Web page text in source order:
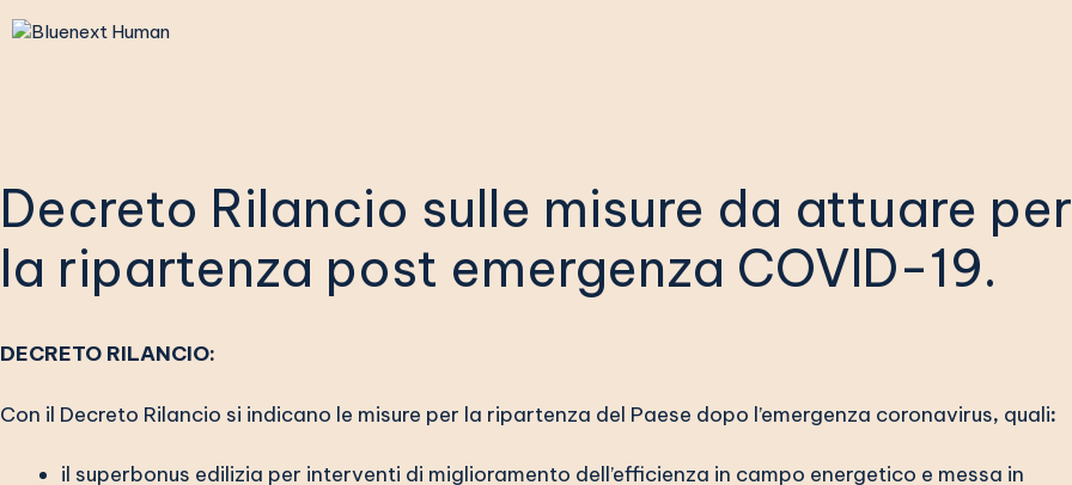
Vai
al
Decreto Rilancio sulle misure da attuare per
la ripartenza post emergenza COVID-19.
DECRETO RILANCIO:
Con il Decreto Rilancio si indicano le misure per la ripartenza del Paese dopo l’emergenza coronavirus, quali:
il superbonus edilizia per interventi di miglioramento dell’efficienza in campo energetico e messa in